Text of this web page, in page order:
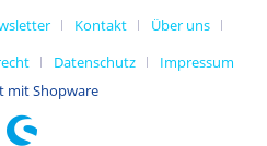
Kontakt
Über uns
Datenschutz
Impressum
mit Shopware